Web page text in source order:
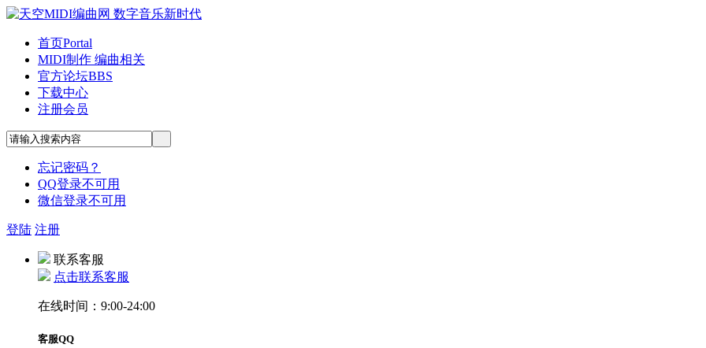
首页Portal
MIDI制作 编曲相关
官方论坛BBS
下载中心
注册会员
忘记密码？
QQ登录不可用
微信登录不可用
登陆 注册
联系客服
点击联系客服
在线时间：9:00-24:00
客服QQ